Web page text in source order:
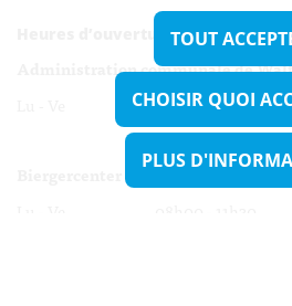
Heures d’ouverture:
Administration communale de
Lu - Ve 08h00 - 11h30
13h30 - 16h00
TOUT
CHOISIR QUOI
PLUS